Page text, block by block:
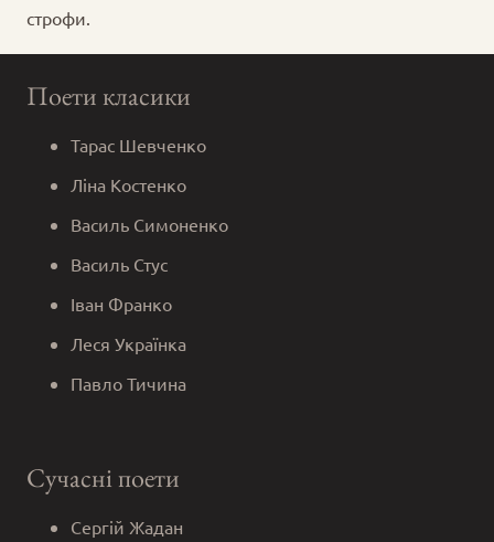
строфи.
Поети класики
Тарас Шевченко
Ліна Костенко
Василь Симоненко
Василь Стус
Іван Франко
Леся Українка
Павло Тичина
Сучасні поети
Сергій Жадан